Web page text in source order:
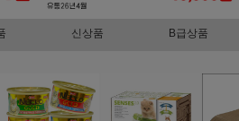
신상품 B급상품